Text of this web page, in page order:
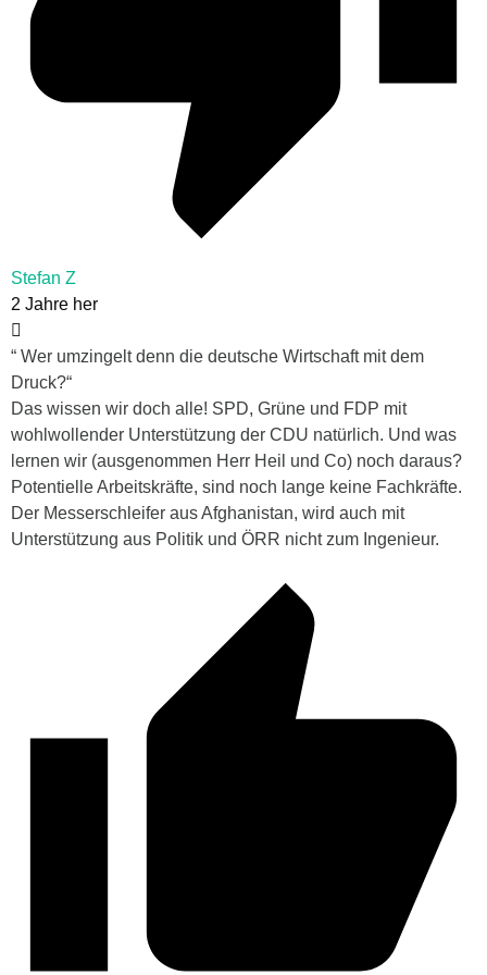
Stefan Z
2 Jahre her
“ Wer umzingelt denn die deutsche Wirtschaft mit dem
Druck?“
Das wissen wir doch alle! SPD, Grüne und FDP mit
wohlwollender Unterstützung der CDU natürlich. Und was
lernen wir (ausgenommen Herr Heil und Co) noch daraus?
Potentielle Arbeitskräfte, sind noch lange keine Fachkräfte.
Der Messerschleifer aus Afghanistan, wird auch mit
Unterstützung aus Politik und ÖRR nicht zum Ingenieur.